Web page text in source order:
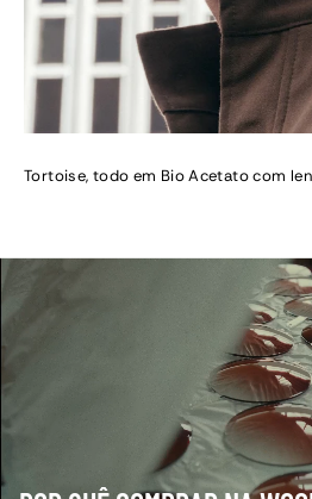
Tortoise, todo em Bio Acetato com